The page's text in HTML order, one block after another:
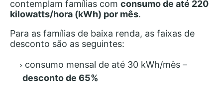
contemplam famílias com consumo de até 220
kilowatts/hora (kWh) por mês.
Para as famílias de baixa renda, as faixas de
desconto são as seguintes:
consumo mensal de até 30 kWh/mês –
desconto de 65%